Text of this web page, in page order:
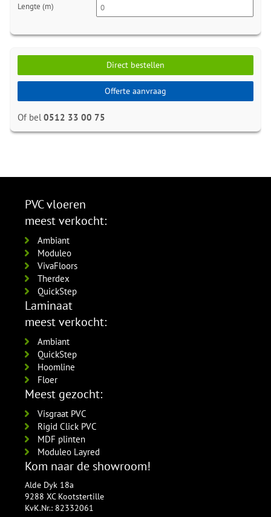
Lengte (m)
Direct bestellen
Offerte aanvraag
Of bel 0512 33 00 75
PVC vloeren
meest verkocht:
Ambiant
Moduleo
VivaFloors
Therdex
QuickStep
Laminaat
meest verkocht:
Ambiant
QuickStep
Hoomline
Floer
Meest gezocht:
Visgraat PVC
Rigid Click PVC
MDF plinten
Moduleo Layred
Kom naar de showroom!
Alde Dyk 18a
9288 XC Kootstertille
KvK.Nr.: 82332061